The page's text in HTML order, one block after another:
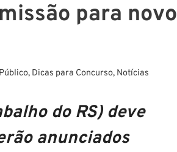
para novo
, Dicas para Concurso, Notícias
do RS) deve
anunciados